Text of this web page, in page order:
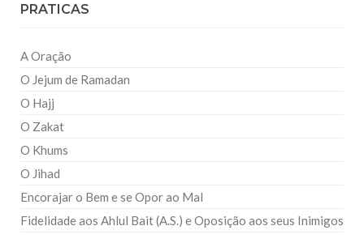
PRATICAS
A Oração
O Jejum de Ramadan
O Hajj
O Zakat
O Khums
O Jihad
Encorajar o Bem e se Opor ao Mal
Fidelidade aos Ahlul Bait (A.S.) e Oposição aos seus Inimigos